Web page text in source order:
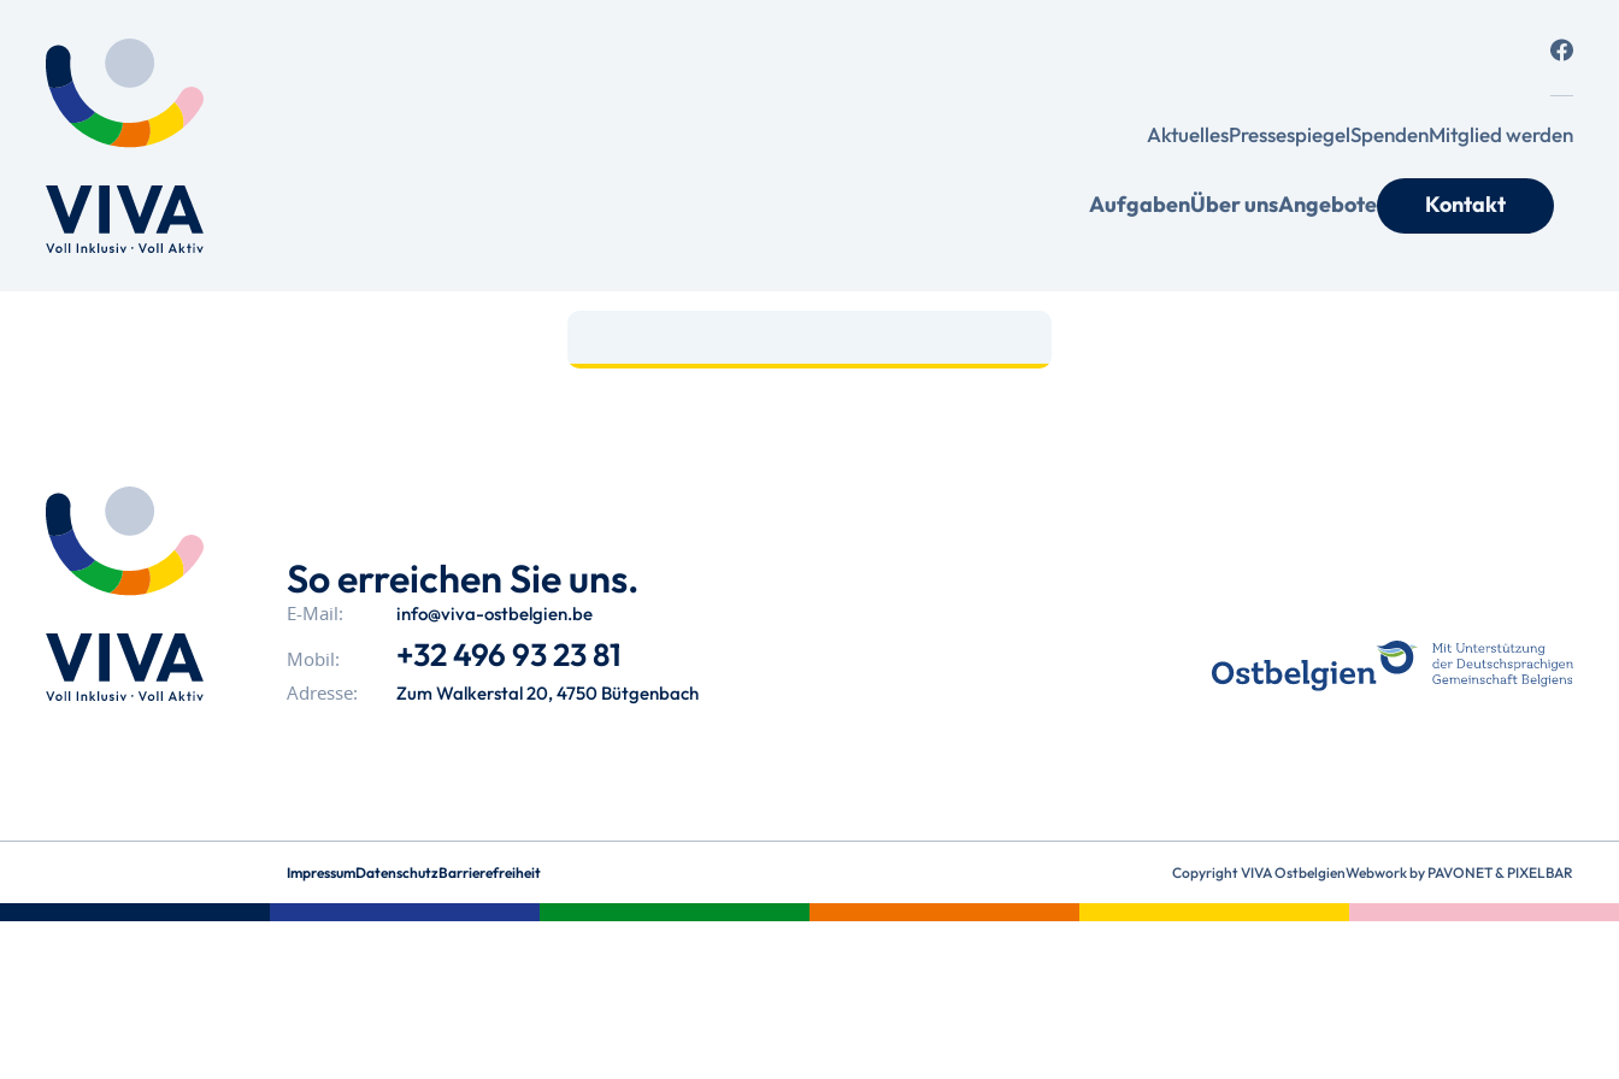
AktuellesPressespiegelSpendenMitglied werden
AufgabenÜber unsAngebote Kontakt
So erreichen Sie uns.
E-Mail: info@viva-ostbelgien.be
Mobil: +32 496 93 23 81
Adresse: Zum Walkerstal 20, 4750 Bütgenbach
ImpressumDatenschutzBarrierefreiheit Copyright VIVA OstbelgienWebwork by PAVONET& PIXELBAR